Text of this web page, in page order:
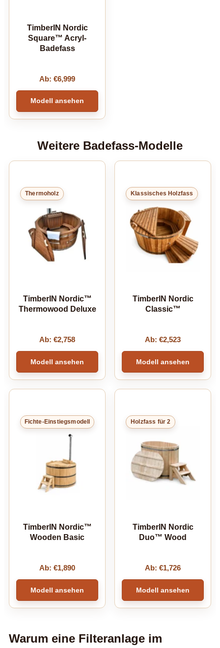
TimberIN Nordic
Square™ Acryl-
Badefass
Ab: €6,999
Modell ansehen
Weitere Badefass-Modelle
Thermoholz
TimberIN Nordic™
Thermowood Deluxe
Ab: €2,758
Modell ansehen
Klassisches Holzfass
TimberIN Nordic
Classic™
Ab: €2,523
Modell ansehen
Fichte-Einstiegsmodell
TimberIN Nordic™
Wooden Basic
Ab: €1,890
Modell ansehen
Holzfass für 2
TimberIN Nordic
Duo™ Wood
Ab: €1,726
Modell ansehen
Warum eine Filteranlage im